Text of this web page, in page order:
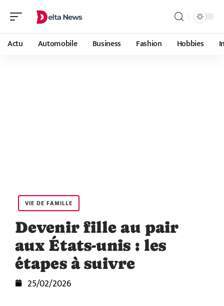
Actu Automobile Business Fashion Hobbies
VIE DE FAMILLE
Devenir fille au pair
aux États-unis : les
étapes à suivre
25/02/2026